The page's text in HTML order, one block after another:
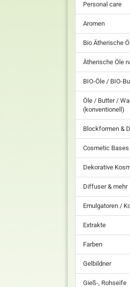
Personal care
Aromen
Bio Ätherische
Ätherische Öle
BIO-Öle / BIO-
Öle / Butter /
(konventionell)
Blockformen &
Cosmetic Bases
Dekorative
Diffuser & mehr
Emulgatoren /
Extrakte
Farben
Gelbildner
Gieß-, Rohseife